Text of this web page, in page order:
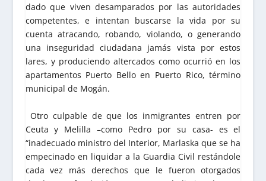
dado que viven desamparados por las autoridades
competentes, e intentan buscarse la vida por su
cuenta atracando, robando, violando, o generando
una inseguridad ciudadana jamás vista por estos
lares, y produciendo altercados como ocurrió en los
apartamentos Puerto Bello en Puerto Rico, término
municipal de Mogán.
Otro culpable de que los inmigrantes entren por
Ceuta y Melilla –como Pedro por su casa- es el
“inadecuado ministro del Interior, Marlaska que se ha
empecinado en liquidar a la Guardia Civil restándole
cada vez más derechos que le fueron otorgados